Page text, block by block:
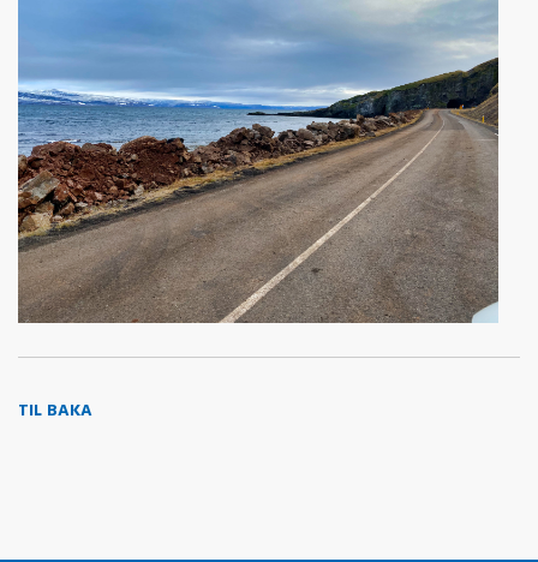
TIL BAKA